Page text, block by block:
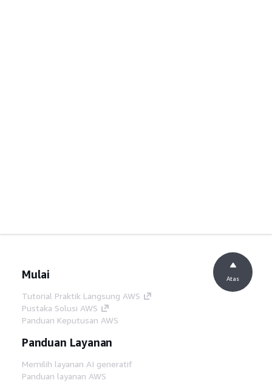
Mulai
Tutorial Praktik Langsung AWS
Pustaka Solusi AWS
Panduan Keputusan AWS
Panduan Layanan
Memilih layanan AI generatif
Panduan layanan AWS
Atas